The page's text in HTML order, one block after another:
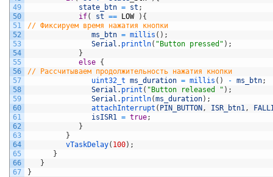
49
50
51
52
53
54
55
56
57
58
59
60
61
62
63
64
65
66
67
state_btn = st ;
if( st == LOW ) {
// Фиксируем время нажатия кнопки
ms_btn = millis ( ) ;
Serial . println( "Button pressed" ) ;
}
else {
// Рассчитываем продолжительность нажатия кнопки
uint32_t ms_duration = millis ( ) - ms_btn;
Serial . print ( "Button released " ) ;
Serial . println(ms_duration) ;
attachInterrupt ( PIN_BUTTON , ISR_btn1,
isISR1 = true;
}
}
vTaskDelay( 100) ;
}
}
}